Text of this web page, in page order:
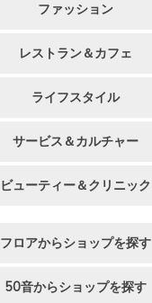
ファッション
レストラン＆カフェ
ライフスタイル
サービス＆カルチャー
ビューティー＆クリニック
フロアからショップを探す
50音からショップを探す